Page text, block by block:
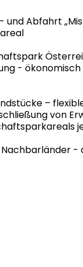
Abfahrt
- ökonomisch
–
von
-